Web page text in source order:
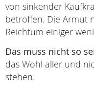
von sinkender
betroffen. Die Armut
Reichtum einiger
Das muss nicht so
das Wohl aller und
stehen.